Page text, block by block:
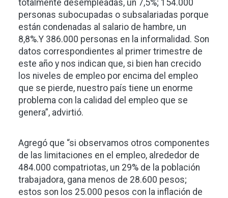
totalmente desempleadas, un 7,5%; 154.000
personas subocupadas o subsalariadas porque
están condenadas al salario de hambre, un
8,8%.Y 386.000 personas en la informalidad. Son
datos correspondientes al primer trimestre de
este año y nos indican que, si bien han crecido
los niveles de empleo por encima del empleo
que se pierde, nuestro país tiene un enorme
problema con la calidad del empleo que se
genera”, advirtió.
Agregó que “si observamos otros componentes
de las limitaciones en el empleo, alrededor de
484.000 compatriotas, un 29% de la población
trabajadora, gana menos de 28.600 pesos;
estos son los 25.000 pesos con la inflación de